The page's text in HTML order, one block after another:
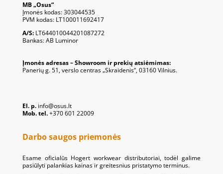
MB „Osus“
Įmonės kodas: 303044535
PVM kodas: LT100011692417
A/S:LT644010044201087272
Bankas: AB Luminor
Įmonės adresas – Showroom ir prekių atsiėmimas:
Panerių g. 51, verslo centras „Skraidenis“, 03160 Vilnius.
El. p.info@osus.lt
Mob. tel.+370 601 22009
Darbo saugos priemonės
Esame oficialūs Hogert workwear distributoriai, todėl galime
pasiūlyti palankias kainas ir greitesnius pristatymo terminus.